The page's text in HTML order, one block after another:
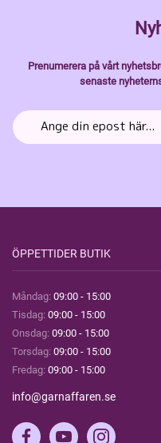
Prenumerera på vårt
senaste
ÖPPETTIDER BUTIK
Måndag: 09:00 - 15:00
Tisdag: 09:00 - 15:00
Onsdag: 09:00 - 15:00
Torsdag: 09:00 - 15:00
Fredag: 09:00 - 15:00
info@garnaffaren.se